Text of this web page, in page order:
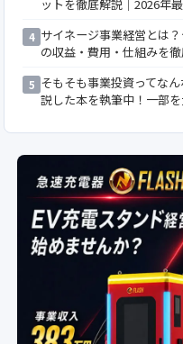
ットを徹底解説｜2026年
4 サイネージ事業経営とは
の収益・費用・仕組みを
5 そもそも事業投資ってな
説した本を執筆中！一部を